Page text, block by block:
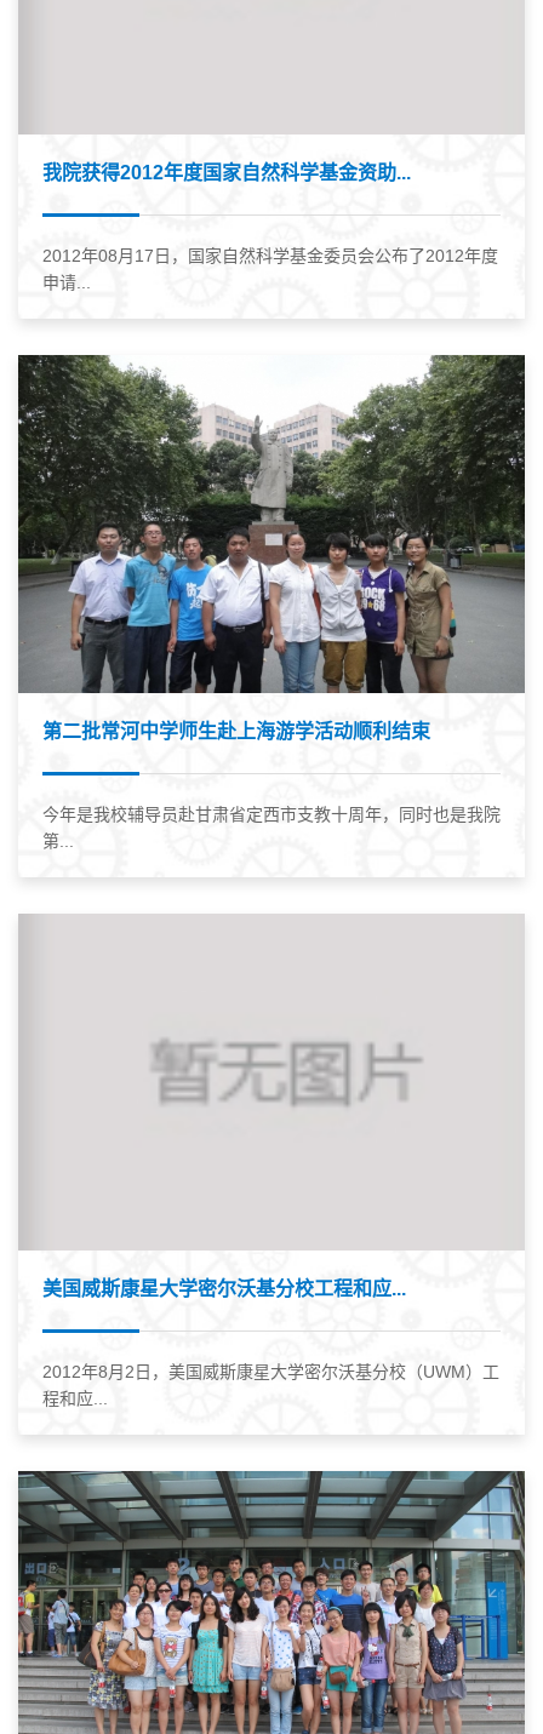
我院获得2012年度国家自然科学基金资助...
2012年08月17日，国家自然科学基金委员会公布了2012年度
申请...
第二批常河中学师生赴上海游学活动顺利结束
今年是我校辅导员赴甘肃省定西市支教十周年，同时也是我院
第...
美国威斯康星大学密尔沃基分校工程和应...
2012年8月2日，美国威斯康星大学密尔沃基分校（UWM）工
程和应...